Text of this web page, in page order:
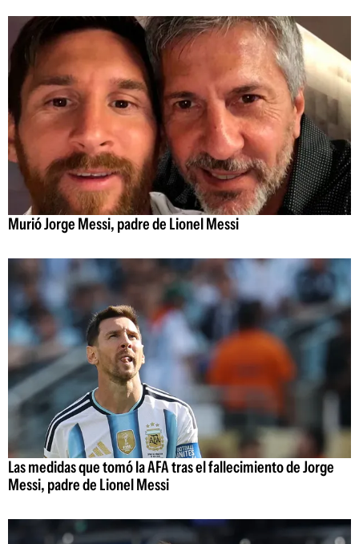
Murió Jorge Messi, padre de Lionel Messi
Las medidas que tomó la AFA tras el fallecimiento de Jorge
Messi, padre de Lionel Messi